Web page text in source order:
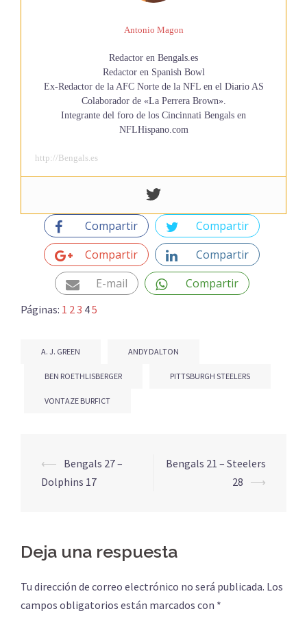
Antonio Magon
Redactor en Bengals.es
Redactor en Spanish Bowl
Ex-Redactor de la AFC Norte de la NFL en el Diario AS
Colaborador de «La Perrera Brown».
Integrante del foro de los Cincinnati Bengals en
NFLHispano.com
http://Bengals.es
Compartir
Compartir
Compartir
Compartir
E-mail
Compartir
Páginas: 1 23 45
A. J. GREEN ANDY DALTON
BEN ROETHLISBERGER PITTSBURGH STEELERS
VONTAZE BURFICT
Navegación
de
⟵ Bengals 27 –
Dolphins 17
Bengals 21 – Steelers
28 ⟶
Deja una respuesta
Tu dirección de correo electrónico no será publicada. Los
campos obligatorios están marcados con *